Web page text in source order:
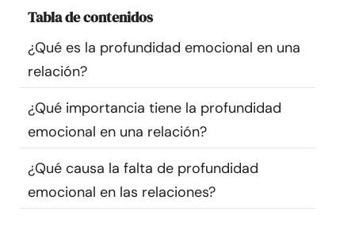
Comunidad
Encuentra un terapeuta
Idioma
Sobre nosotros Contáctanos Escríbenos
Tabla de contenidos
¿Qué es la profundidad emocional en una
relación?
¿Qué importancia tiene la profundidad
emocional en una relación?
¿Qué causa la falta de profundidad
emocional en las relaciones?